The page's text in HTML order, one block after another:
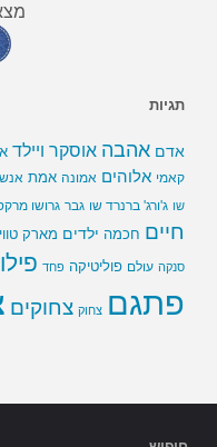
תגיות
אדם אהבה אוסקר ויילד
קאמי אלוהים אמונה אמת
שו ג'ורג' ברנרד שו גבר גרושו
חיים חכמה ילדים מארק
סנקה עולם פוליטיקה פחד
פתגם צחוק צחוקים